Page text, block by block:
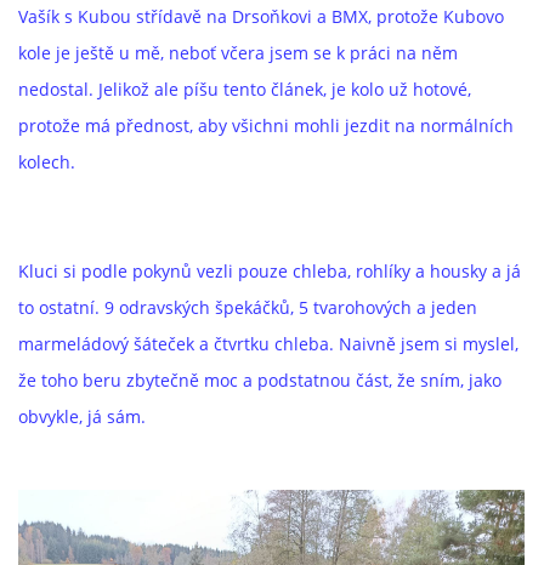
ROK 2021
HAZLOVSKÁ SEKCE AŠSKÝCH BAJKERŮ
© 2026 eStránky.cz |RSS
Vašík s Kubou střídavě na Drsoňkovi a BMX, protože Kubovo
kole je ještě u mě, neboť včera jsem se k práci na něm
nedostal. Jelikož ale píšu tento článek, je kolo už hotové,
protože má přednost, aby všichni mohli jezdit na normálních
kolech.
Kluci si podle pokynů vezli pouze chleba, rohlíky a housky a já
to ostatní. 9 odravských špekáčků, 5 tvarohových a jeden
marmeládový šáteček a čtvrtku chleba. Naivně jsem si myslel,
že toho beru zbytečně moc a podstatnou část, že sním, jako
obvykle, já sám.